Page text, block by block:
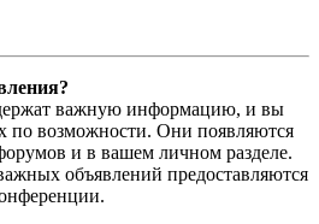
важную информацию, и вы
по возможности. Они появляются
и в вашем личном разделе.
объявлений предоставляются